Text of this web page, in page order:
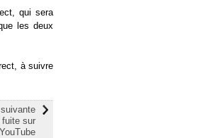
qui sera
les deux
à suivre
fuite sur
YouTube